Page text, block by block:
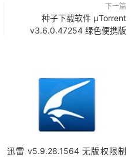
下一篇
种子下载软件 μTorrent
v3.6.0.47254 绿色便携版
迅雷 v5.9.28.1564 无版权限制